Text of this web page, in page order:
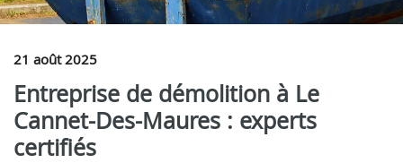
21 août 2025
Entreprise de démolition à Le
Cannet-Des-Maures : experts
certifiés